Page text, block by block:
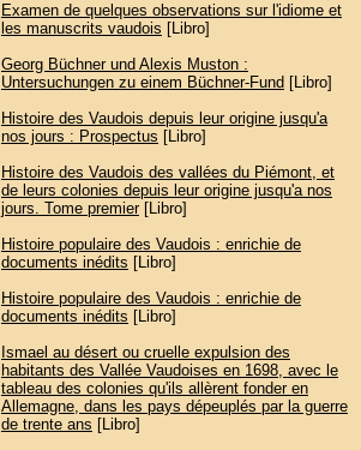
Examen de quelques observations sur l'idiome et
les manuscrits vaudois [Libro]
Georg Büchner und Alexis Muston :
Untersuchungen zu einem Büchner-Fund [Libro]
Histoire des Vaudois depuis leur origine jusqu'a
nos jours : Prospectus [Libro]
Histoire des Vaudois des vallées du Piémont, et
de leurs colonies depuis leur origine jusqu'a nos
jours. Tome premier[Libro]
Histoire populaire des Vaudois : enrichie de
documents inédits [Libro]
Histoire populaire des Vaudois : enrichie de
documents inédits [Libro]
Ismael au désert ou cruelle expulsion des
habitants des Vallée Vaudoises en 1698, avec le
tableau des colonies qu'ils allèrent fonder en
Allemagne, dans les pays dépeuplés par la guerre
de trente ans [Libro]